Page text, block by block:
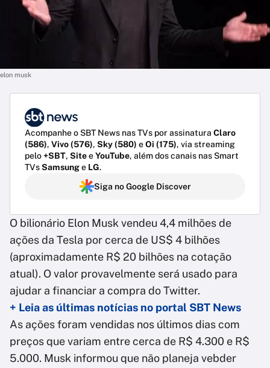
elon musk
Acompanhe o SBT News nas TVs por assinatura Claro
(586), Vivo (576), Sky (580) eOi (175), via streaming
pelo+SBT, SiteeYouTube, além dos canais nas Smart
TVsSamsunge LG.
Siga no Google Discover
O bilionário Elon Musk vendeu 4,4 milhões de
ações da Tesla por cerca de US$ 4 bilhões
(aproximadamente R$ 20 bilhões na cotação
atual). O valor provavelmente será usado para
ajudar a financiar a compra do Twitter.
+ Leia as últimas notícias no portal SBT News
As ações foram vendidas nos últimos dias com
preços que variam entre cerca de R$ 4.300 e R$
5.000. Musk informou que não planeja vebder